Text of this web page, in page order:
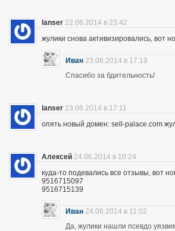
lanser 22.06.2014 в 23:42
жулики снова активизировались, вот
Иван 23.06.2014 в 17:19
Спасибо за бдительность!
lanser 23.06.2014 в 17:11
опять новый домен: sell-palace.com
Алексей 24.06.2014 в 10:24
куда-то подевались все отзывы, вот
9516715097
9516715139
Иван 24.06.2014 в 11:02
Да, жулики нашли псевдо